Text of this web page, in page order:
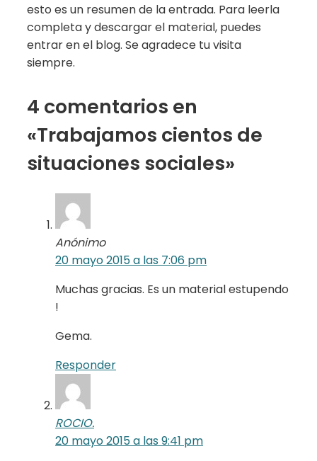
esto es un resumen de la entrada. Para leerla
completa y descargar el material, puedes
entrar en el blog. Se agradece tu visita
siempre.
4 comentarios en
«Trabajamos cientos de
situaciones sociales»
Anónimo
20 mayo 2015 a las 7:06 pm
Muchas gracias. Es un material estupendo
!
Gema.
Responder
ROCIO.
20 mayo 2015 a las 9:41 pm